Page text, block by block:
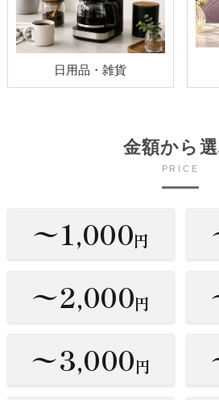
日用品・雑貨
金額から
PRICE
〜1,000円
〜2,000円
〜3,000円